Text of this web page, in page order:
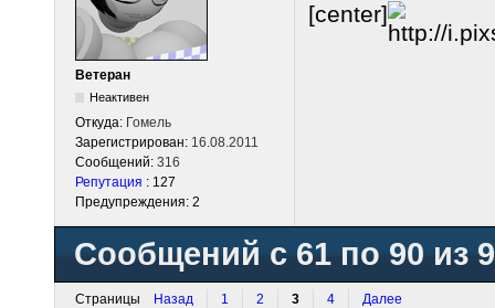
Ветеран
Неактивен
Откуда: Гомель
Зарегистрирован: 16.08.2011
Сообщений: 316
Репутация : 127
Предупреждения: 2
[center]
Сообщений с 61 по 90 из
Страницы Назад 1 2 3 4 Далее